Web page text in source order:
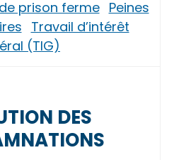
prison ferme Peines
Travail d’intérêt
(TIG)
DES